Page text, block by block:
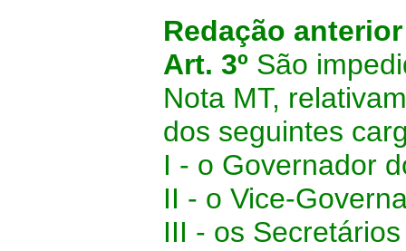
Redação
Art. 3º São
Nota MT,
dos seguintes
I - o Governador
II - o Vice-
III - os